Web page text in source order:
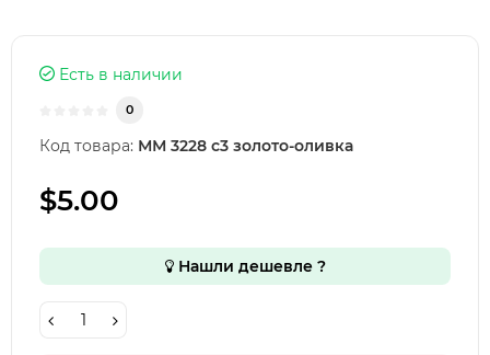
Есть в наличии
0
Код товара: ММ 3228 с3 золото-оливка
$5.00
Нашли дешевле ?